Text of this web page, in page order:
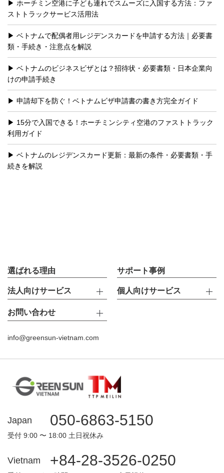
ホーチミン空港に子ども連れでスムーズに入国する方法：ファ
ストトラックサービス活用法
ベトナムで配偶者用レジデンスカードを申請する方法｜必要書
類・手続き・注意点を解説
ベトナムのビジネスビザとは？招待状・必要書類・日本企業向
けの申請手続き
申請却下を防ぐ！ベトナムビザ申請書の書き方完全ガイド
15分で入国できる！ホーチミンシティ空港のファストトラック
利用ガイド
ベトナムのレジデンスカード更新：最新の条件・必要書類・手
続きを解説
選ばれる理由 サポート事例
法人向けサービス 個人向けサービス
お問い合わせ
info@greensun-vietnam.com
Japan 050-6863-5150
受付 9:00 〜 18:00 土日祝休み
Vietnam +84-28-3526-0250